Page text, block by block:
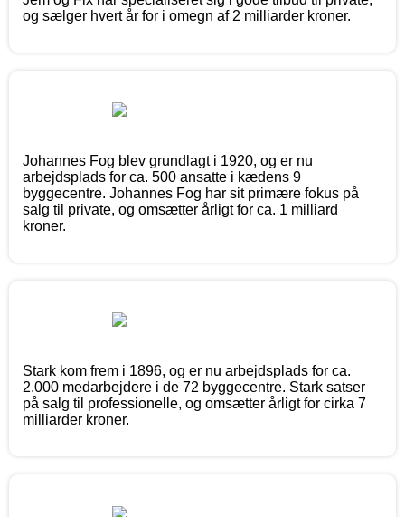
og sælger hvert år for i omegn af 2 milliarder kroner.
Johannes Fog blev grundlagt i 1920, og er nu
arbejdsplads for ca. 500 ansatte i kædens 9
byggecentre. Johannes Fog har sit primære fokus på
salg til private, og omsætter årligt for ca. 1 milliard
kroner.
Stark kom frem i 1896, og er nu arbejdsplads for ca.
2.000 medarbejdere i de 72 byggecentre. Stark satser
på salg til professionelle, og omsætter årligt for cirka 7
milliarder kroner.